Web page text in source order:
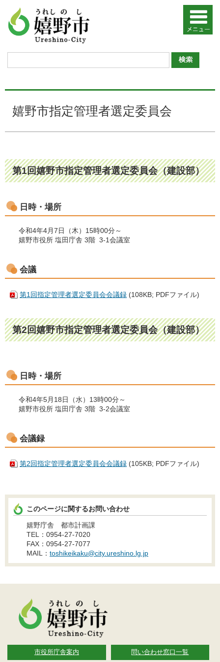
嬉野市指定管理者選定委員会
第1回嬉野市指定管理者選定委員会（建設部）
日時・場所
令和4年4月7日（木）15時00分～
嬉野市役所 塩田庁舎 3階 3-1会議室
会議
第1回指定管理者選定委員会会議録 (108KB; PDFファイル)
第2回嬉野市指定管理者選定委員会（建設部）
日時・場所
令和4年5月18日（水）13時00分～
嬉野市役所 塩田庁舎 3階 3-2会議室
会議録
第2回指定管理者選定委員会会議録 (105KB; PDFファイル)
このページに関するお問い合わせ
嬉野庁舎 都市計画課
TEL：0954-27-7020
FAX：0954-27-7077
MAIL： toshikeikaku@city.ureshino.lg.jp
市役所庁舎案内 問い合わせ窓口一覧